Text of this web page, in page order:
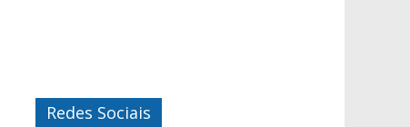
Redes Sociais